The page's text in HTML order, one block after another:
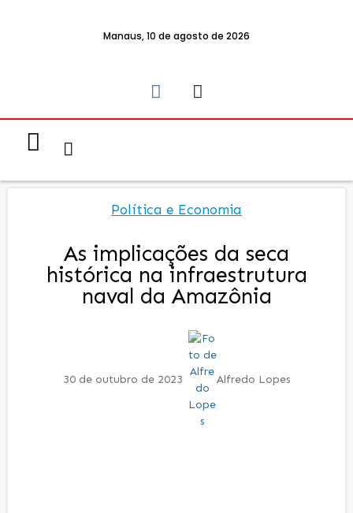
Manaus, 10 de agosto de 2026
Política e Economia
As implicações da seca
histórica na infraestrutura
naval da Amazônia
30 de outubro de 2023 Alfredo Lopes